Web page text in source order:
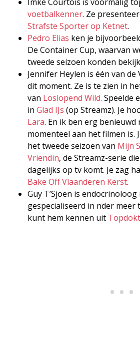
voetbalkenner. Ze
Strafste Sporter op Ketnet.
Pedro Elias ken je
De Container Cup, waarvan
tweede seizoen konden
Jennifer Heylen is één van de
dit moment. Ze is te zien in
van Loslopend Wild. Speelde
in Glad IJs (op Streamz). Je
Lara. En ik ben erg benieuwd
momenteel aan het filmen is.
het tweede seizoen van Mijn
Vriendin, de Streamz-serie
dagelijks op tv komt. Je zag
Bake Off Vlaanderen Kerst.
Guy T’Sjoen is
gespecialiseerd in nder meer
kunt hem kennen uit